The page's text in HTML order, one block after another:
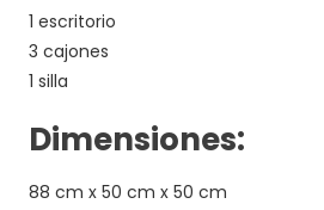
1 escritorio
3 cajones
1 silla
Dimensiones:
88 cm x 50 cm x 50 cm